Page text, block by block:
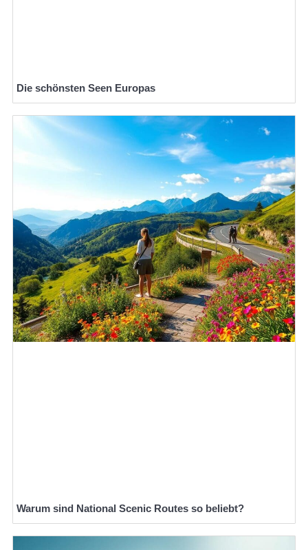
Die schönsten Seen Europas
Warum sind National Scenic Routes so beliebt?